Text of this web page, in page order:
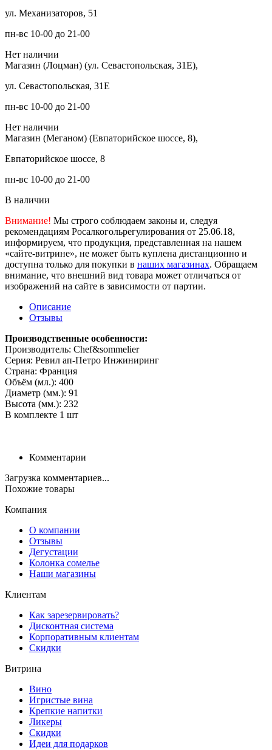
ул. Механизаторов, 51
пн-вс 10-00 до 21-00
Нет наличии
Магазин (Лоцман) (ул. Севастопольская, 31Е),
ул. Севастопольская, 31Е
пн-вс 10-00 до 21-00
Нет наличии
Магазин (Меганом) (Евпаторийское шоссе, 8),
Евпаторийское шоссе, 8
пн-вс 10-00 до 21-00
В наличии
Внимание! Мы строго соблюдаем законы и, следуя
рекомендациям Росалкогольрегулирования от 25.06.18,
информируем, что продукция, представленная на нашем
«сайте-витрине», не может быть куплена дистанционно и
доступна только для покупки в наших магазинах. Обращаем
внимание, что внешний вид товара может отличаться от
изображений на сайте в зависимости от партии.
Описание
Отзывы
Производственные особенности:
Производитель: Chef&sommelier
Серия: Ревил ап-Петро Инжиниринг
Страна: Франция
Объём (мл.): 400
Диаметр (мм.): 91
Высота (мм.): 232
В комплекте 1 шт
Комментарии
Загрузка комментариев...
Похожие товары
Компания
О компании
Отзывы
Дегустации
Колонка сомелье
Наши магазины
Клиентам
Как зарезервировать?
Дисконтная система
Корпоративным клиентам
Скидки
Витрина
Вино
Игристые вина
Крепкие напитки
Ликеры
Скидки
Идеи для подарков